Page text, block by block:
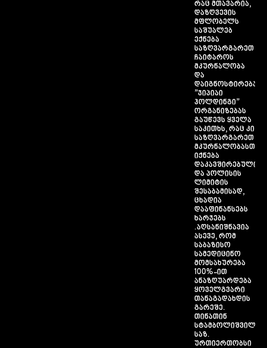
რაც მთავარია,
დაზღვევის
მფლობელს
საშუალებ
ექნება
საზღვარგარეთ
ჩაიტაროს
მკურნალობა
და
დაიგნოსტირება.
”ჯიპიაი
ჰოლდინგი”
ორგანიზებას
გაუწევს ყველა
საკითხს, რაც კი
საზღვარგარეთ
მკურნალობასთან
იქნება
დაკავშირებული
და პოლისის
ლიმიტის
შესაბამისად,
ცხადია
დააფინანსებს
ხარჯებს
.აღსანიშნავია
ასევე, რომ
საბაზისო
სამედიცინო
მომსახურება
100%-ით
ანაზღუარდება
ყოველგვარი
თანაგადახდის
გარეშე.
თინათინ
სტამბოლიშვილი,
საზ.
ურთიერთობსი